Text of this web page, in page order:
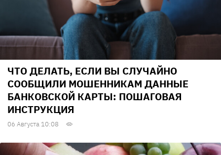
ЧТО ДЕЛАТЬ, ЕСЛИ ВЫ СЛУЧАЙНО
СООБЩИЛИ МОШЕННИКАМ ДАННЫЕ
БАНКОВСКОЙ КАРТЫ: ПОШАГОВАЯ
ИНСТРУКЦИЯ
06 Августа 10:08